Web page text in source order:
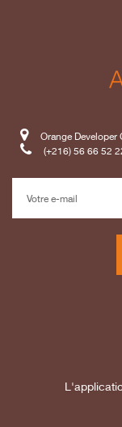
Orange Developer
(+216) 56 66 52